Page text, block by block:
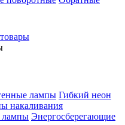
лампы Гибкий неон
накаливания
Энергосберегающие